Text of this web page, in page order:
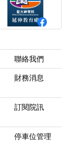
聯絡我們
財務消息
訂閱院訊
停車位管理